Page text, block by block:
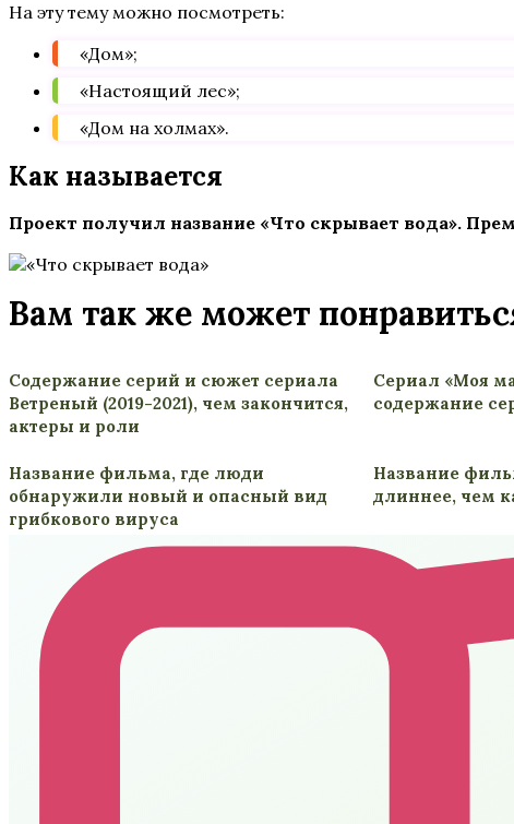
На эту тему можно посмотреть:
«Дом»;
«Настоящий лес»;
«Дом на холмах».
Как называется
Проект получил название «Что скрывает вода».
Вам так же может
Содержание серий и сюжет сериала
Ветреный (2019-2021), чем закончится,
актеры и роли
Сериал «Моя
содержание
Название фильма, где люди
обнаружили новый и опасный вид
грибкового вируса
Название
длиннее, чем